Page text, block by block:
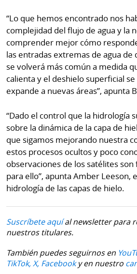
“Lo que hemos encontrado nos
complejidad del flujo de agua y la
comprender mejor cómo
las entradas extremas de agua de
se volverá más común a medida
calienta y el deshielo superficial
expande a nuevas áreas”, apunta
“Dado el control que la hidrología
sobre la dinámica de la capa de
que sigamos mejorando nuestra
estos procesos ocultos y poco
observaciones de los satélites
para ello”, apunta Amber Leeson,
hidrología de las capas de hielo.
Suscríbete aquíal newsletter para
nuestros titulares.
También puedes seguirnos en
TikTok, X, Facebooky en nuestro